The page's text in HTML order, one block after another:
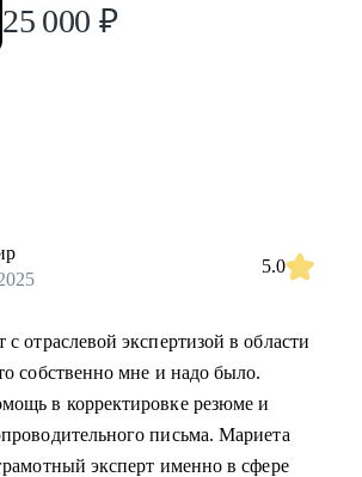
25 000 ₽
5.0
с отраслевой экспертизой в области
собственно мне и надо было.
в корректировке резюме и
письма. Мариета
эксперт именно в сфере